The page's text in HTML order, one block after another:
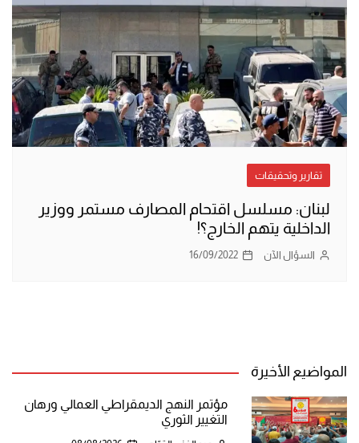
تقارير وتحقيقات
لبنان: مسلسل اقتحام المصارف مستمر ووزير
الداخلية يتهم الخارج؟!
السؤال الآن 16/09/2022
المواضيع الأخيرة
مؤتمر النهج الديمقراطي العمالي ورهان
التغيير الثوري